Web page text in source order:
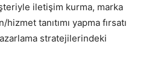
iletişim kurma, marka
tanıtımı yapma fırsatı
stratejilerindeki